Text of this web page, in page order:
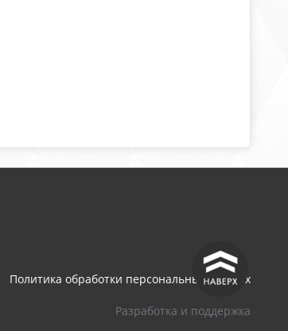
^
Политика обработки персональных данных
Разработка и поддержка